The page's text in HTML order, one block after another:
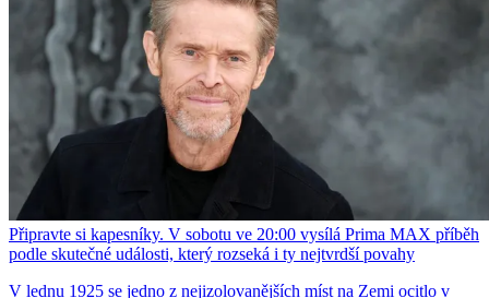
Připravte si kapesníky. V sobotu ve 20:00 vysílá Prima MAX příběh
podle skutečné události, který rozseká i ty nejtvrdší povahy
V lednu 1925 se jedno z nejizolovanějších míst na Zemi ocitlo v